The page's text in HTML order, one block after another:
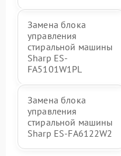
Замена блока
управления
стиральной машины
Sharp ES-
FA5101W1PL
Замена блока
управления
стиральной машины
Sharp ES-FA6122W2